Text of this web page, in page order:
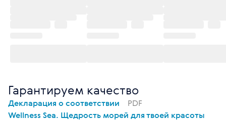
Гарантируем качество
Декларация о соответствии
PDF
Wellness Sea. Щедрость морей для твоей красоты